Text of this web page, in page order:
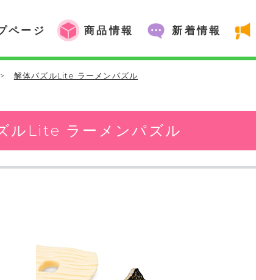
ページ 商品情報 新着情報
> 解体パズルLite ラーメンパズル
ルLite ラーメンパズル